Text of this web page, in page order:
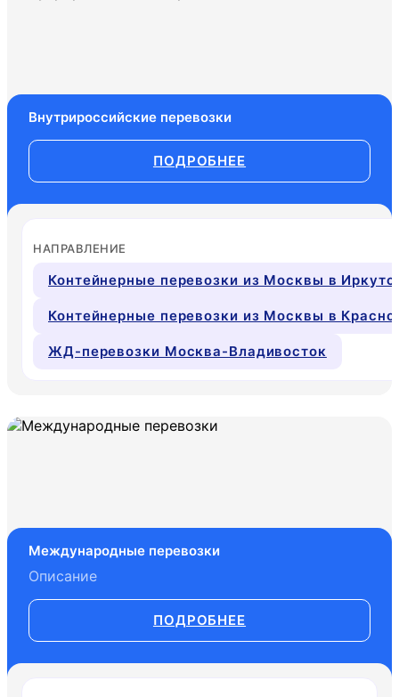
Внутрироссийские перевозки
ПОДРОБНЕЕ
НАПРАВЛЕНИЕ
Контейнерные перевозки из Москвы в
Контейнерные перевозки из Москвы в
ЖД-перевозки Москва-Владивосток
Международные перевозки
Описание
ПОДРОБНЕЕ